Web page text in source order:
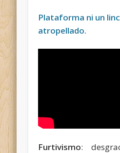
Plataforma ni un
atropellado.
Furtivismo: